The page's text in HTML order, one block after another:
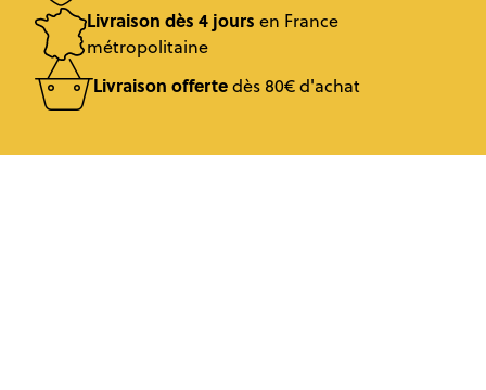
Livraison dès 4 jours en France
métropolitaine
Livraison offertedès 80€ d'achat